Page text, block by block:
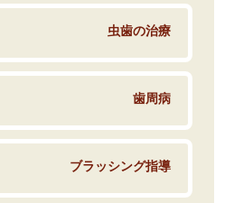
虫歯の治療
歯周病
ブラッシング指導